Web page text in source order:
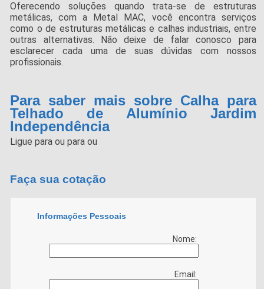
Oferecendo soluções quando trata-se de estruturas
metálicas, com a Metal MAC, você encontra serviços
como o de estruturas metálicas e calhas industriais, entre
outras alternativas. Não deixe de falar conosco para
esclarecer cada uma de suas dúvidas com nossos
profissionais.
Para saber mais sobre Calha para
Telhado de Alumínio Jardim
Independência
Ligue paraou paraou
Faça sua cotação
Informações Pessoais
Nome:
Email: